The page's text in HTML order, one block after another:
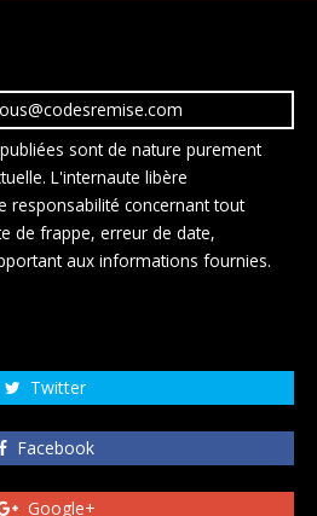
sont de nature purement
L'internaute libère
responsabilité concernant tout
de frappe, erreur de date,
aux informations fournies.
Twitter
Facebook
Google+